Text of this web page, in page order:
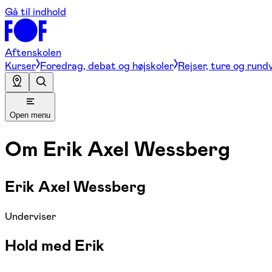
Gå til indhold
Aftenskolen
Kurser Foredrag, debat og højskoler Rejser, ture og
Open menu
Om Erik Axel Wessberg
Erik Axel Wessberg
Underviser
Hold med Erik